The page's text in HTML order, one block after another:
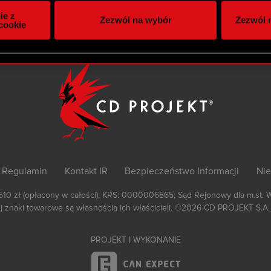
i analitycznym. Partnerzy mogą połączyć te informacje
podczas korzystania z ich usług. Kontynuując
cookie.
z
Zezwól na wybór Zezwól
Regulamin Kontakt IR Bezpieczeństwo Informacji
zł (opłacony w całości); KRS: 0000006865; Sąd Rejonowy dla m.st.
towarowe są własnością ich właścicieli. ©2026 CD PROJEKT S.A.
PROJEKT I WYKONANIE